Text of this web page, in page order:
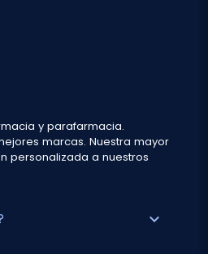
y parafarmacia.
marcas. Nuestra mayor
personalizada a nuestros
expand_more